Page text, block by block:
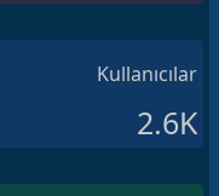
Kullanıcılar
2.6K